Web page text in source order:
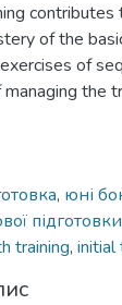
of the
of
the
, юні
training, initial